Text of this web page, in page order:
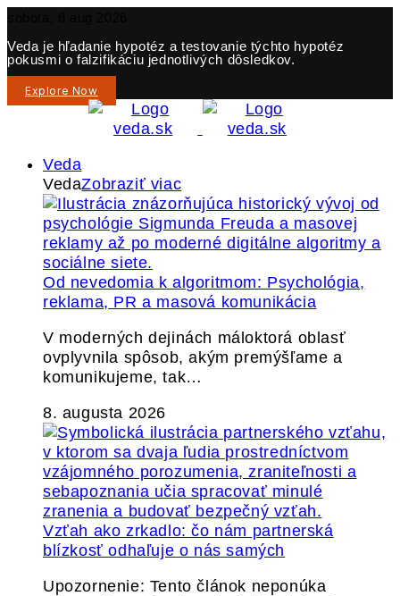
Veda je hľadanie hypotéz a testovanie týchto hypotéz
pokusmi o falzifikáciu jednotlivých dôsledkov.
Explore Now
Veda
VedaZobraziť viac
Od nevedomia k algoritmom: Psychológia,
reklama, PR a masová komunikácia
V moderných dejinách máloktorá oblasť
ovplyvnila spôsob, akým premýšľame a
komunikujeme, tak…
8. augusta 2026
Vzťah ako zrkadlo: čo nám partnerská
blízkosť odhaľuje o nás samých
Upozornenie: Tento článok neponúka